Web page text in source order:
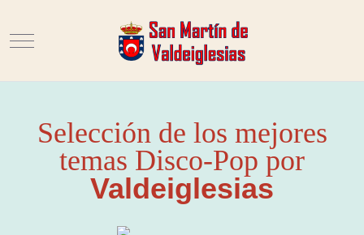
Mobile Menu Toggle
Selección de los mejores
temas Disco-Pop por
Valdeiglesias